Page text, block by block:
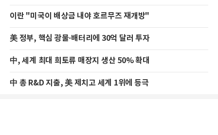
이란 "미국이 배상금 내야 호르무즈 재개방"
美 정부, 핵심 광물·배터리에 30억 달러 투자
中, 세계 최대 희토류 매장지 생산 50% 확대
中 총 R&D 지출, 美 제치고 세계 1위에 등극